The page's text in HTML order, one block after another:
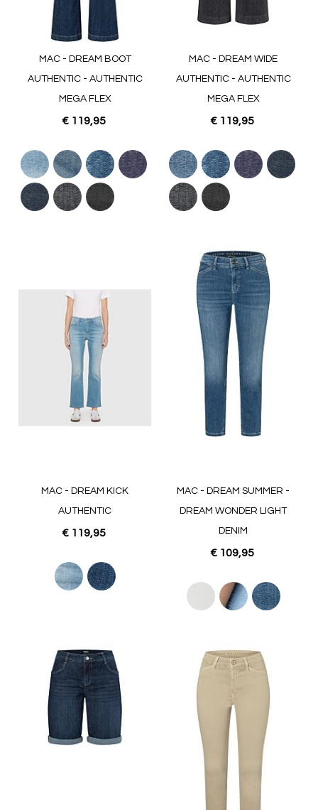
MAC - DREAM BOOT
AUTHENTIC - AUTHENTIC
MEGA FLEX
€ 119,95
MAC - DREAM WIDE
AUTHENTIC - AUTHENTIC
MEGA FLEX
€ 119,95
MAC - DREAM KICK
AUTHENTIC
€ 119,95
MAC - DREAM SUMMER -
DREAM WONDER LIGHT
DENIM
€ 109,95